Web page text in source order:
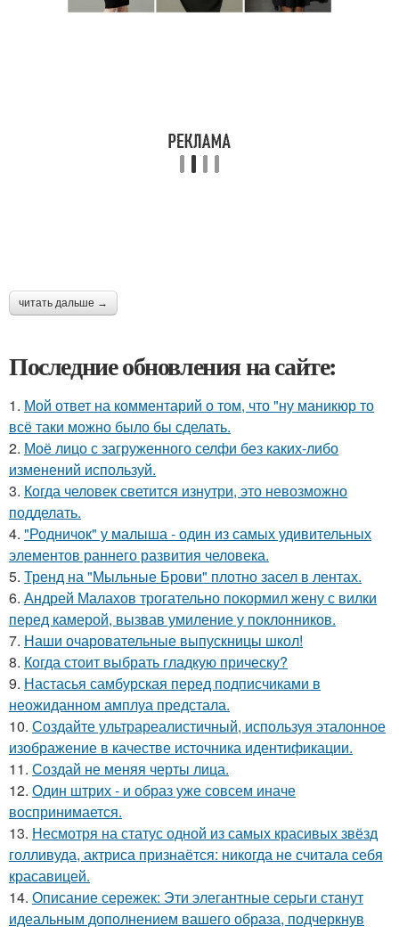
читать дальше →
Последние обновления на сайте:
1. Мой ответ на комментарий о том, что "ну маникюр то
всё таки можно было бы сделать.
2. Моё лицо с загруженного селфи без каких-либо
изменений используй.
3. Когда человек светится изнутри, это невозможно
подделать.
4. "Родничок" у малыша - один из самых удивительных
элементов раннего развития человека.
5. Тренд на "Мыльные Брови" плотно засел в лентах.
6. Андрей Малахов трогательно покормил жену с вилки
перед камерой, вызвав умиление у поклонников.
7. Наши очаровательные выпускницы школ!
8. Когда стоит выбрать гладкую прическу?
9. Настасья самбурская перед подписчиками в
неожиданном амплуа предстала.
10. Создайте ультрареалистичный, используя эталонное
изображение в качестве источника идентификации.
11. Создай не меняя черты лица.
12. Один штрих - и образ уже совсем иначе
воспринимается.
13. Несмотря на статус одной из самых красивых звёзд
голливуда, актриса признаётся: никогда не считала себя
красавицей.
14. Описание сережек: Эти элегантные серьги станут
идеальным дополнением вашего образа, подчеркнув